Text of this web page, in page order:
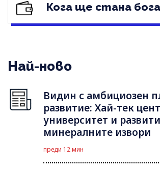
Кога ще стана
Най-ново
Видин с амбициозен
развитие: Хай-тек
университет и
минералните извори
преди 12 мин